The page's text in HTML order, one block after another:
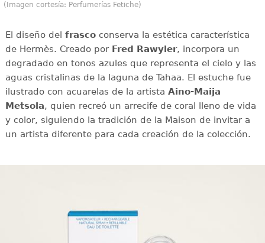
(Imagen cortesía: Perfumerías Fetiche)
El diseño del frascoconserva la estética característica
de Hermès. Creado por Fred Rawyler, incorpora un
degradado en tonos azules que representa el cielo y las
aguas cristalinas de la laguna de Tahaa. El estuche fue
ilustrado con acuarelas de la artista Aino-Maija
Metsola, quien recreó un arrecife de coral lleno de vida
y color, siguiendo la tradición de la Maison de invitar a
un artista diferente para cada creación de la colección.